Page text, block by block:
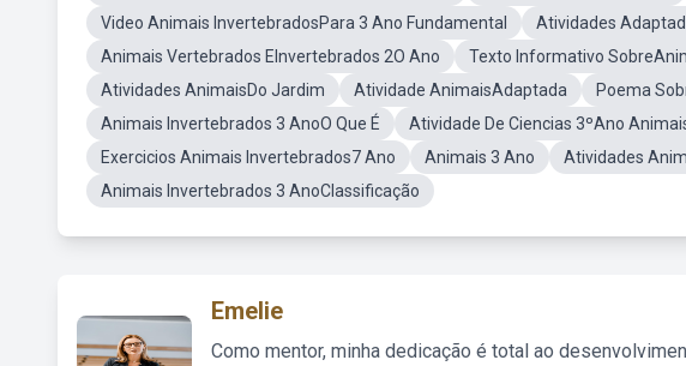
Video Animais InvertebradosPara 3 Ano Fundamental
Atividades
Animais Vertebrados EInvertebrados 2O Ano
Texto Informativo
Atividades AnimaisDo Jardim
Atividade AnimaisAdaptada
Poema
Animais Invertebrados 3 AnoO Que É
Atividade De Ciencias 3ºAno
Exercicios Animais Invertebrados7 Ano
Animais 3 Ano
Atividades
Animais Invertebrados 3 AnoClassificação
Emelie
Como mentor, minha dedicação é total ao